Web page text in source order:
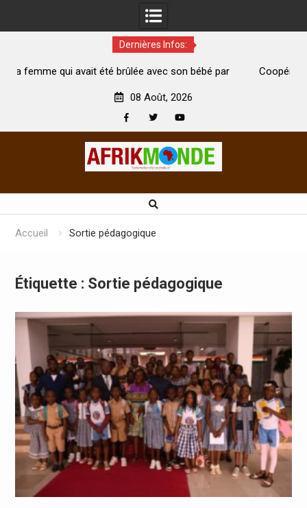
Dernières Infos:
brûlée avec son bébé par
Coopération: Le ministre Indien
08 Août, 2026
Accueil Sortie pédagogique
Étiquette : Sortie pédagogique